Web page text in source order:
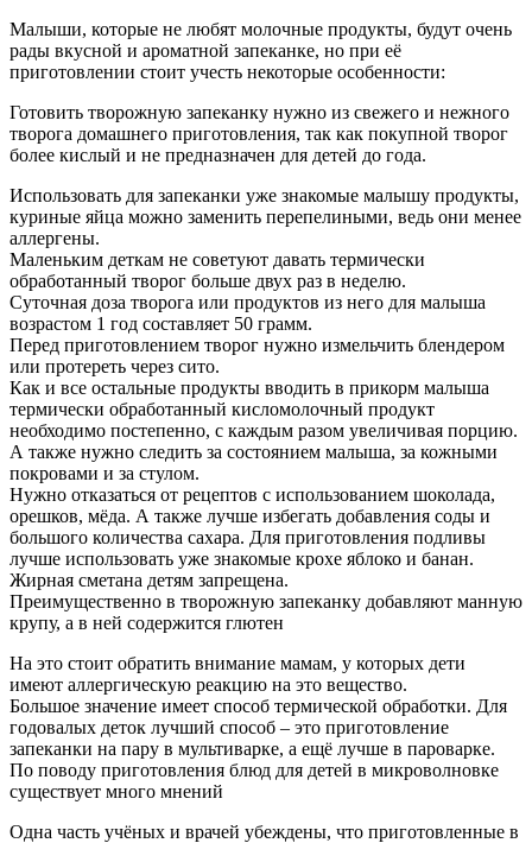
Малыши, которые не любят молочные продукты, будут очень
рады вкусной и ароматной запеканке, но при её
приготовлении стоит учесть некоторые особенности:
Готовить творожную запеканку нужно из свежего и нежного
творога домашнего приготовления, так как покупной творог
более кислый и не предназначен для детей до года.
Использовать для запеканки уже знакомые малышу продукты,
куриные яйца можно заменить перепелиными, ведь они менее
аллергены.
Маленьким деткам не советуют давать термически
обработанный творог больше двух раз в неделю.
Суточная доза творога или продуктов из него для малыша
возрастом 1 год составляет 50 грамм.
Перед приготовлением творог нужно измельчить блендером
или протереть через сито.
Как и все остальные продукты вводить в прикорм малыша
термически обработанный кисломолочный продукт
необходимо постепенно, с каждым разом увеличивая порцию.
А также нужно следить за состоянием малыша, за кожными
покровами и за стулом.
Нужно отказаться от рецептов с использованием шоколада,
орешков, мёда. А также лучше избегать добавления соды и
большого количества сахара. Для приготовления подливы
лучше использовать уже знакомые крохе яблоко и банан.
Жирная сметана детям запрещена.
Преимущественно в творожную запеканку добавляют манную
крупу, а в ней содержится глютен
На это стоит обратить внимание мамам, у которых дети
имеют аллергическую реакцию на это вещество.
Большое значение имеет способ термической обработки. Для
годовалых деток лучший способ – это приготовление
запеканки на пару в мультиварке, а ещё лучше в пароварке.
По поводу приготовления блюд для детей в микроволновке
существует много мнений
Одна часть учёных и врачей убеждены, что приготовленные в